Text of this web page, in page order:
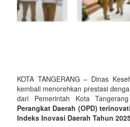
KOTA TANGERANG – Dinas
kembali menorehkan prestasi
dari Pemerintah Kota
Perangkat Daerah (OPD)
Indeks Inovasi Daerah Tahun